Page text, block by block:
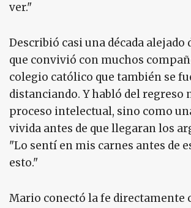
ver."
Describió casi una década alejado
que convivió con muchos
colegio católico que también se
distanciando. Y habló del regreso
proceso intelectual, sino como
vivida antes de que llegaran los
"Lo sentí en mis carnes antes de
esto."
Mario conectó la fe directamente